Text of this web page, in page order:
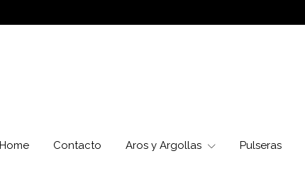
Home Contacto Aros y Argollas Pulseras